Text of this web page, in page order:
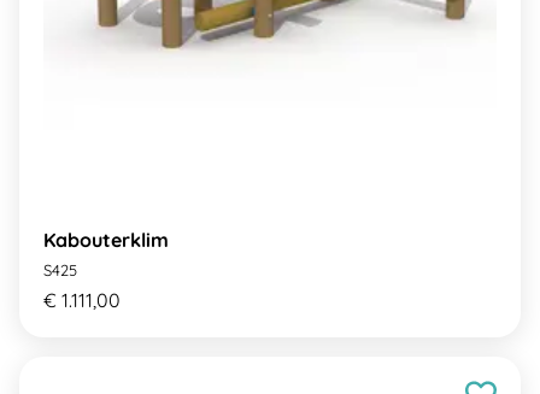
Kabouterklim
S425
€ 1.111,00